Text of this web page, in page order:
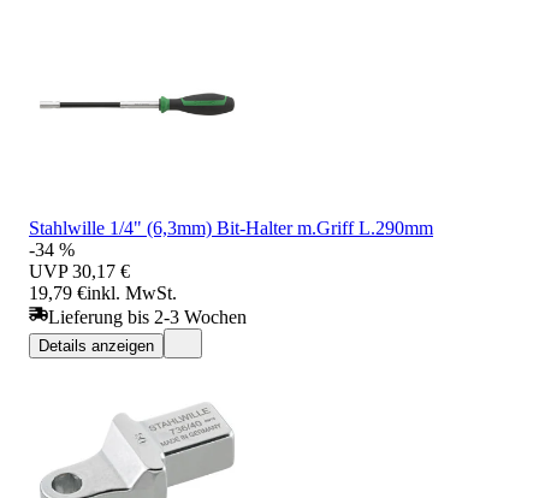
Stahlwille 1/4" (6,3mm) Bit-Halter m.Griff L.290mm
-34 %
UVP 30,17 €
19,79 €inkl. MwSt.
Lieferung bis 2-3 Wochen
Details anzeigen